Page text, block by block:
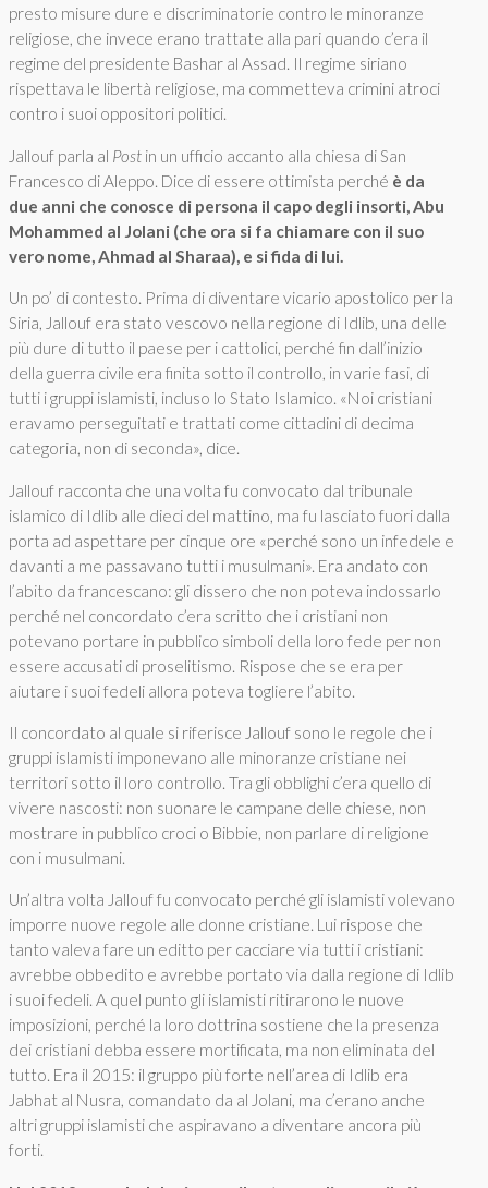
presto misure dure e discriminatorie contro le minoranze
religiose, che invece erano trattate alla pari quando c’era il
regime del presidente Bashar al Assad. Il regime siriano
rispettava le libertà religiose, ma commetteva crimini atroci
contro i suoi oppositori politici.
Jallouf parla al Post in un ufficio accanto alla chiesa di San
Francesco di Aleppo. Dice di essere ottimista perché è da
due anni che conosce di persona il capo degli insorti, Abu
Mohammed al Jolani (che ora si fa chiamare con il suo
vero nome, Ahmad al Sharaa), e si fida di lui.
Un po’ di contesto. Prima di diventare vicario apostolico per la
Siria, Jallouf era stato vescovo nella regione di Idlib, una delle
più dure di tutto il paese per i cattolici, perché fin dall’inizio
della guerra civile era finita sotto il controllo, in varie fasi, di
tutti i gruppi islamisti, incluso lo Stato Islamico. «Noi cristiani
eravamo perseguitati e trattati come cittadini di decima
categoria, non di seconda», dice.
Jallouf racconta che una volta fu convocato dal tribunale
islamico di Idlib alle dieci del mattino, ma fu lasciato fuori dalla
porta ad aspettare per cinque ore «perché sono un infedele e
davanti a me passavano tutti i musulmani». Era andato con
l’abito da francescano: gli dissero che non poteva indossarlo
perché nel concordato c’era scritto che i cristiani non
potevano portare in pubblico simboli della loro fede per non
essere accusati di proselitismo. Rispose che se era per
aiutare i suoi fedeli allora poteva togliere l’abito.
Il concordato al quale si riferisce Jallouf sono le regole che i
gruppi islamisti imponevano alle minoranze cristiane nei
territori sotto il loro controllo. Tra gli obblighi c’era quello di
vivere nascosti: non suonare le campane delle chiese, non
mostrare in pubblico croci o Bibbie, non parlare di religione
con i musulmani.
Un’altra volta Jallouf fu convocato perché gli islamisti volevano
imporre nuove regole alle donne cristiane. Lui rispose che
tanto valeva fare un editto per cacciare via tutti i cristiani:
avrebbe obbedito e avrebbe portato via dalla regione di Idlib
i suoi fedeli. A quel punto gli islamisti ritirarono le nuove
imposizioni, perché la loro dottrina sostiene che la presenza
dei cristiani debba essere mortificata, ma non eliminata del
tutto. Era il 2015: il gruppo più forte nell’area di Idlib era
Jabhat al Nusra, comandato da al Jolani, ma c’erano anche
altri gruppi islamisti che aspiravano a diventare ancora più
forti.